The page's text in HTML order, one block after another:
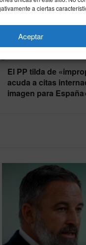
a ciertas
Aceptar
El PP tilda de
acuda a citas
imagen para